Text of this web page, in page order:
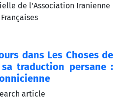
dans Les Choses de
traduction persane :
article